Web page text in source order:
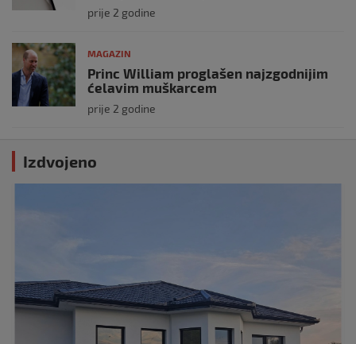
prije 2 godine
MAGAZIN
Princ William proglašen najzgodnijim
ćelavim muškarcem
prije 2 godine
Izdvojeno